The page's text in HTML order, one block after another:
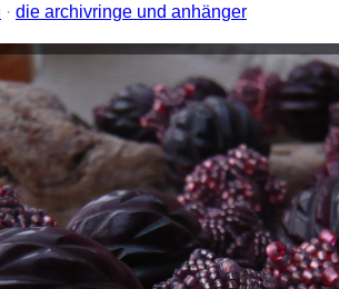
· die archivringe und anhänger